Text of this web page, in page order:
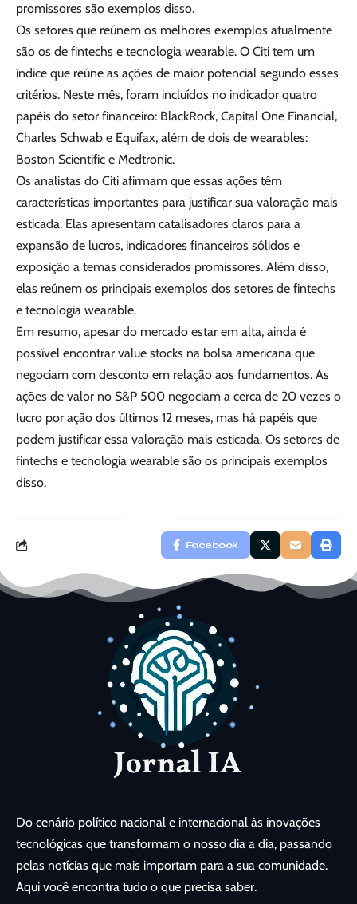
promissores são exemplos disso.
Os setores que reúnem os melhores exemplos atualmente
são os de fintechs e tecnologia wearable. O Citi tem um
índice que reúne as ações de maior potencial segundo esses
critérios. Neste mês, foram incluídos no indicador quatro
papéis do setor financeiro: BlackRock, Capital One Financial,
Charles Schwab e Equifax, além de dois de wearables:
Boston Scientific e Medtronic.
Os analistas do Citi afirmam que essas ações têm
características importantes para justificar sua valoração mais
esticada. Elas apresentam catalisadores claros para a
expansão de lucros, indicadores financeiros sólidos e
exposição a temas considerados promissores. Além disso,
elas reúnem os principais exemplos dos setores de fintechs
e tecnologia wearable.
Em resumo, apesar do mercado estar em alta, ainda é
possível encontrar value stocks na bolsa americana que
negociam com desconto em relação aos fundamentos. As
ações de valor no S&P 500 negociam a cerca de 20 vezes o
lucro por ação dos últimos 12 meses, mas há papéis que
podem justificar essa valoração mais esticada. Os setores de
fintechs e tecnologia wearable são os principais exemplos
disso.
Facebook
Do cenário político nacional e internacional às inovações
tecnológicas que transformam o nosso dia a dia, passando
pelas notícias que mais importam para a sua comunidade.
Aqui você encontra tudo o que precisa saber.